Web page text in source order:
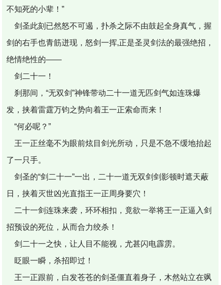
不知死的小辈！”
剑圣此刻已然怒不可遏，扑杀之际不由鼓起全身真气，握
剑的右手也青筋迸现，怒剑一挥,正是圣灵剑法的最强绝招，
绝情绝性的――
剑二十一！
刹那间，“无双剑”神锋带动二十一道无匹剑气如连珠爆
发，挟着雷霆万钧之势向着王一正索命而来！
“何必呢？”
王一正丝毫不为眼前炫目剑光所动，只是不急不缓地抬起
了一只手。
剑圣的“剑二十一”一出，二十一道无双剑剑影顿时遮天蔽
日，挟着灭世凶光直指王一正周身要穴！
二十一剑连珠来袭，环环相扣，竟欲一举将王一正逼入剑
招预设的死位，从而合力绞杀！
剑二十一之快，让人目不能视，尤甚闪电霹雳。
眨眼一瞬，杀招即过！
王一正跟前，白发苍苍的剑圣僵直着身子，木然站立在飒